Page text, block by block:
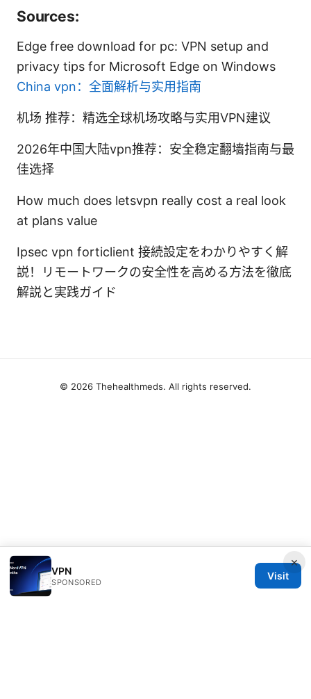
Sources:
Edge free download for pc: VPN setup and
privacy tips for Microsoft Edge on Windows
China vpn：全面解析与实用指南
机场 推荐：精选全球机场攻略与实用VPN建议
2026年中国大陆vpn推荐：安全稳定翻墙指南与最
佳选择
How much does letsvpn really cost a real look
at plans value
Ipsec vpn forticlient 接続設定をわかりやすく解
説！リモートワークの安全性を高める方法を徹底
解説と実践ガイド
×
VPN
SPONSORED
Visit
© 2026 Thehealthmeds. All rights reserved.